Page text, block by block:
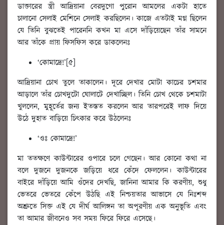
ডাক্তারের স্ত্রী আদ্রিয়ানা বেরদুগো পুরোন আমলের একটা হাতে
চালানো সেলাই মেশিনে সেলাই করছিলেন। কাজে এতটাই মগ্ন ছিলেন
যে তিনি বুঝতেই পারেননি কখন মা এসে দাঁড়িয়েছেন তাঁর সামনে
আর তাঁকে প্রায় ফিসফিস করে ডাকলেনঃ
‘কোমাদ্রে!’[৫]
আদ্রিয়ানা চোখ তুলে তাকালেন। দূরে দেখার মোটা কাচের চশমার
আড়ালে তাঁর চোখদুটো ঘোলাটে দেখাচ্ছিল। তিনি চোখ থেকে চশমাটা
খুললেন, মুহূর্তের জন্য ইতস্তত করলেন আর তারপরেই লাফ দিয়ে
উঠে দুহাত বাড়িয়ে চিৎকার করে উঠলেনঃ
‘ওঃ কোমাদ্রে!’
মা ততক্ষণে কাউন্টারের ওপারে চলে গেছেন। আর কোনো কথা না
বলে দুজনে দুজনকে জড়িয়ে ধরে কেঁদে ফেললেন। কাউন্টারের
বাইরে দাঁড়িয়ে আমি ওঁদের দেখছি, জানিনা আমার কি করণীয়, শুধু
ভেতরে ভেতরে কেঁপে উঠছি এই নিশ্চয়তার আভাসে যে নিঃশব্দ
অশ্রুতে সিক্ত এই যে দীর্ঘ আলিঙ্গন তা অপূরণীয় এক অনুভূতি এবং
তা আমার জীবনেও সব সময় ফিরে ফিরে এসেছে।